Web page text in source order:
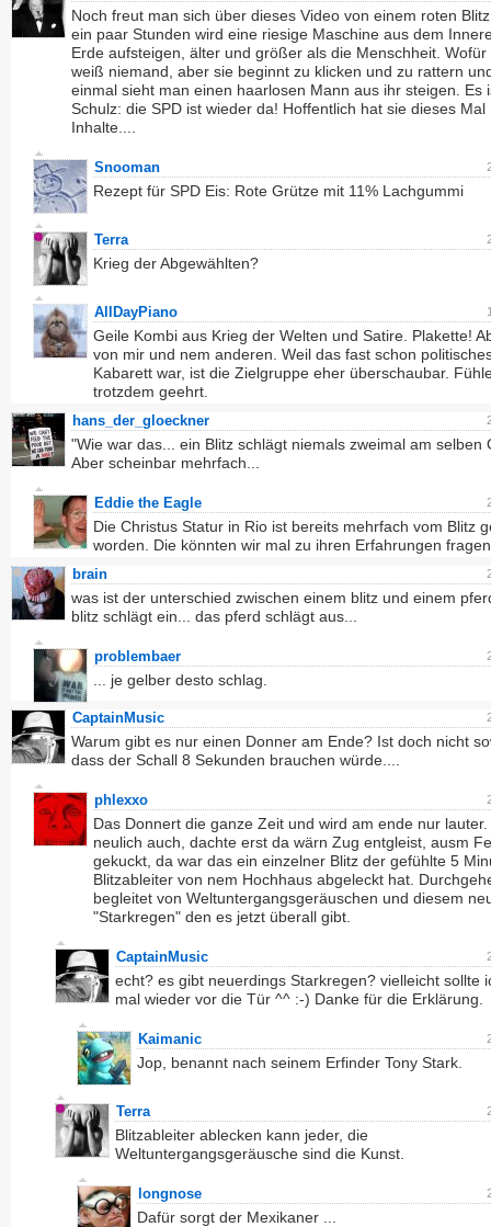
Noch freut man sich über dieses Video von einem roten
ein paar Stunden wird eine riesige Maschine aus dem
Erde aufsteigen, älter und größer als die Menschheit. Wofür
weiß niemand, aber sie beginnt zu klicken und zu rattern
einmal sieht man einen haarlosen Mann aus ihr steigen. Es
Schulz: die SPD ist wieder da! Hoffentlich hat sie dieses Mal
Inhalte....
Snooman
Rezept für SPD Eis: Rote Grütze mit 11% Lachgummi
Terra
Krieg der Abgewählten?
AllDayPiano
Geile Kombi aus Krieg der Welten und Satire. Plakette!
von mir und nem anderen. Weil das fast schon
Kabarett war, ist die Zielgruppe eher überschaubar.
trotzdem geehrt.
hans_der_gloeckner
"Wie war das... ein Blitz schlägt niemals zweimal am selben
Aber scheinbar mehrfach...
Eddie the Eagle
Die Christus Statur in Rio ist bereits mehrfach vom Blitz
worden. Die könnten wir mal zu ihren Erfahrungen fragen
brain
was ist der unterschied zwischen einem blitz und einem
blitz schlägt ein... das pferd schlägt aus...
problembaer
... je gelber desto schlag.
CaptainMusic
Warum gibt es nur einen Donner am Ende? Ist doch nicht
dass der Schall 8 Sekunden brauchen würde....
phlexxo
Das Donnert die ganze Zeit und wird am ende nur lauter.
neulich auch, dachte erst da wärn Zug entgleist, ausm
gekuckt, da war das ein einzelner Blitz der gefühlte 5
Blitzableiter von nem Hochhaus abgeleckt hat.
begleitet von Weltuntergangsgeräuschen und diesem
"Starkregen" den es jetzt überall gibt.
CaptainMusic
echt? es gibt neuerdings Starkregen? vielleicht sollte
mal wieder vor die Tür ^^ :-) Danke für die Erklärung.
Kaimanic
Jop, benannt nach seinem Erfinder Tony Stark.
Terra
Blitzableiter ablecken kann jeder, die
Weltuntergangsgeräusche sind die Kunst.
longnose
Dafür sorgt der Mexikaner ...